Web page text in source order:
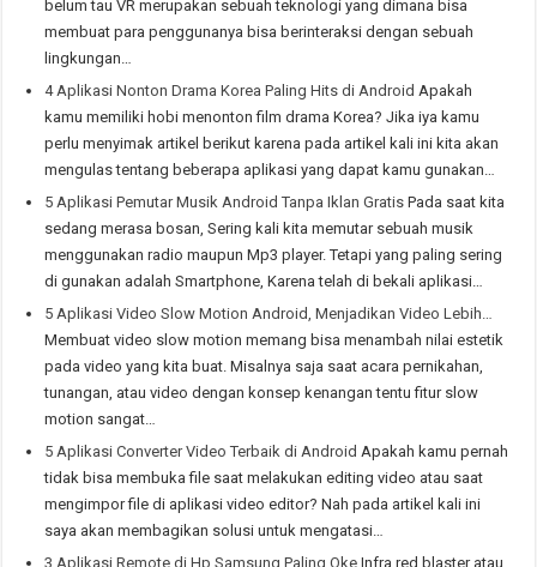
belum tau VR merupakan sebuah teknologi yang dimana bisa
membuat para penggunanya bisa berinteraksi dengan sebuah
lingkungan…
4 Aplikasi Nonton Drama Korea Paling Hits di Android Apakah
kamu memiliki hobi menonton film drama Korea? Jika iya kamu
perlu menyimak artikel berikut karena pada artikel kali ini kita akan
mengulas tentang beberapa aplikasi yang dapat kamu gunakan…
5 Aplikasi Pemutar Musik Android Tanpa Iklan Gratis Pada saat kita
sedang merasa bosan, Sering kali kita memutar sebuah musik
menggunakan radio maupun Mp3 player. Tetapi yang paling sering
di gunakan adalah Smartphone, Karena telah di bekali aplikasi…
5 Aplikasi Video Slow Motion Android, Menjadikan Video Lebih…
Membuat video slow motion memang bisa menambah nilai estetik
pada video yang kita buat. Misalnya saja saat acara pernikahan,
tunangan, atau video dengan konsep kenangan tentu fitur slow
motion sangat…
5 Aplikasi Converter Video Terbaik di Android Apakah kamu pernah
tidak bisa membuka file saat melakukan editing video atau saat
mengimpor file di aplikasi video editor? Nah pada artikel kali ini
saya akan membagikan solusi untuk mengatasi…
3 Aplikasi Remote di Hp Samsung Paling Oke Infra red blaster atau